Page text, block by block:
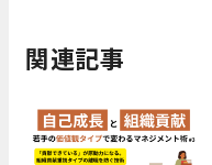
関連記事